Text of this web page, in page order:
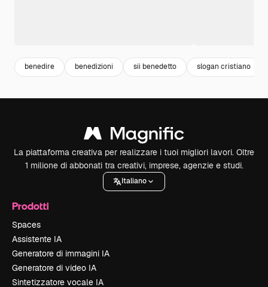
benedire benedizioni sii benedetto slogan cristiano
La piattaforma creativa per realizzare i tuoi migliori lavori. Oltre
1 milione di abbonati tra creativi, imprese, agenzie e studi.
Italiano
Prodotti
Spaces
Assistente IA
Generatore di immagini IA
Generatore di video IA
Sintetizzatore vocale IA